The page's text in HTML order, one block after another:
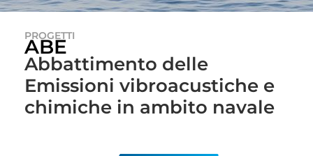
PROGETTI
ABE
Abbattimento delle
Emissioni vibroacustiche e
chimiche in ambito navale